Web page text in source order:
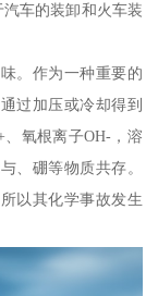
车的装卸和火车装
。作为一种重要的
过加压或冷却得到
氧根离子OH-，溶
、硼等物质共存。
以其化学事故发生